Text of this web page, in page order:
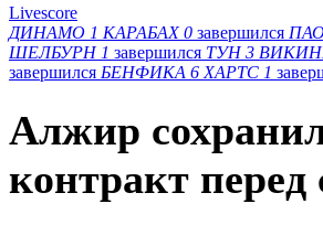
Livescore
ДИНАМО 1 КАРАБАХ 0 завершился
ШЕЛБУРН 1 завершился ТУН 3
завершился БЕНФИКА 6 ХАРТС 1
Алжир
контракт